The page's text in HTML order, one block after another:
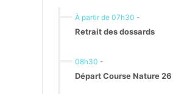
À partir de 07h30 -
Retrait des dossards
08h30 -
Départ Course Nature 26